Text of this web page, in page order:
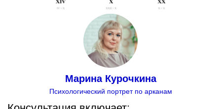
Марина Курочкина
Психологический портрет по арканам